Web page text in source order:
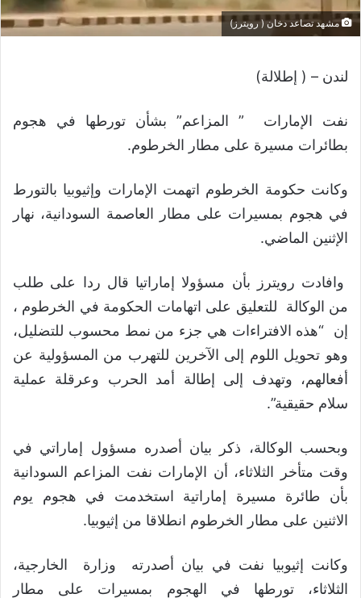
مشهد تصاعد دخان ( رويترز)
لندن – ( إطلالة)
نفت الإمارات ” المزاعم” بشأن تورطها في هجوم
بطائرات مسيرة على مطار الخرطوم.
وكانت حكومة الخرطوم اتهمت الإمارات وإثيوبيا بالتورط
في هجوم بمسيرات على مطار العاصمة السودانية، نهار
الإثنين الماضي.
وافادت رويترز بأن مسؤولا إماراتيا قال ردا على طلب
من الوكالة للتعليق على اتهامات الحكومة في الخرطوم ،
إن “هذه الافتراءات هي جزء من نمط محسوب للتضليل،
وهو تحويل اللوم إلى الآخرين للتهرب من المسؤولية عن
أفعالهم، وتهدف إلى إطالة أمد الحرب وعرقلة عملية
سلام حقيقية”.
وبحسب الوكالة، ذكر بيان أصدره مسؤول إماراتي في
وقت متأخر الثلاثاء، أن الإمارات نفت المزاعم السودانية
بأن طائرة مسيرة إماراتية استخدمت في هجوم يوم
الاثنين على مطار الخرطوم انطلاقا من إثيوبيا.
وكانت إثيوبيا نفت في بيان أصدرته وزارة الخارجية،
الثلاثاء، تورطها في الهجوم بمسيرات على مطار